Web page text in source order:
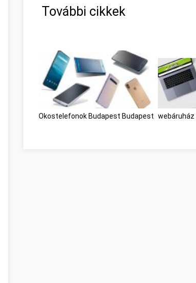
További cikkek
Okostelefonok Budapest Budapest